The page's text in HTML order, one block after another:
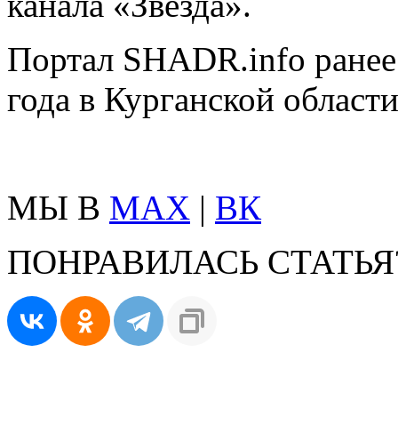
Портал SHADR.info
года в Курганской
МЫ В MAX | ВК
ПОНРАВИЛАСЬ